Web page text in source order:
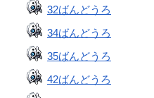
32ばんどうろ
34ばんどうろ
35ばんどうろ
42ばんどうろ